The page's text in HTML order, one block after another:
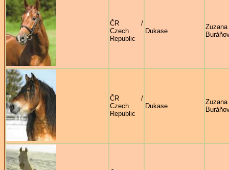
ČR /
Czech
Republic
Dukase
Zuzana
ČR /
Czech
Republic
Dukase
Zuzana